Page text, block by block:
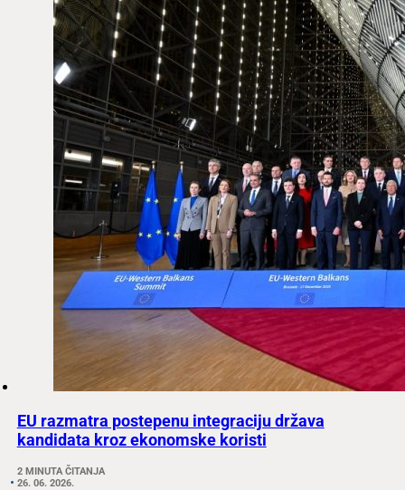
EU razmatra postepenu integraciju država
kandidata kroz ekonomske koristi
2 MINUTA ČITANJA
26. 06. 2026.